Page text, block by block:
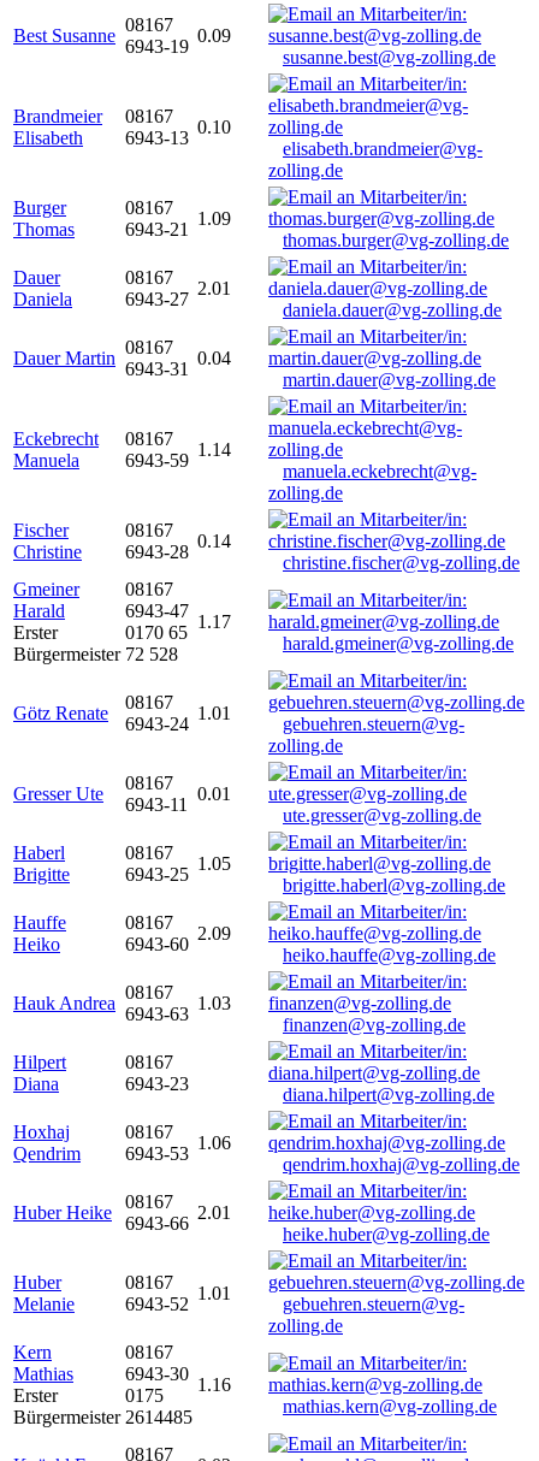
Best Susanne
08167
6943-19
0.09
susanne.best@vg-zolling.de
Brandmeier
Elisabeth
08167
6943-13
0.10
elisabeth.brandmeier@vg-
zolling.de
Burger
Thomas
08167
6943-21
1.09
thomas.burger@vg-zolling.de
Dauer
Daniela
08167
6943-27
2.01
daniela.dauer@vg-zolling.de
Dauer Martin
08167
6943-31
0.04
martin.dauer@vg-zolling.de
Eckebrecht
Manuela
08167
6943-59
1.14
manuela.eckebrecht@vg-
zolling.de
Fischer
Christine
08167
6943-28
0.14
christine.fischer@vg-zolling.de
Gmeiner
Harald
Erster
Bürgermeister
08167
6943-47
0170 65
72 528
1.17
harald.gmeiner@vg-zolling.de
Götz Renate
08167
6943-24
1.01
gebuehren.steuern@vg-
zolling.de
Gresser Ute
08167
6943-11
0.01
ute.gresser@vg-zolling.de
Haberl
Brigitte
08167
6943-25
1.05
brigitte.haberl@vg-zolling.de
Hauffe
Heiko
08167
6943-60
2.09
heiko.hauffe@vg-zolling.de
Hauk Andrea
08167
6943-63
1.03
finanzen@vg-zolling.de
Hilpert
Diana
08167
6943-23
diana.hilpert@vg-zolling.de
Hoxhaj
Qendrim
08167
6943-53
1.06
qendrim.hoxhaj@vg-zolling.de
Huber Heike
08167
6943-66
2.01
heike.huber@vg-zolling.de
Huber
Melanie
08167
6943-52
1.01
gebuehren.steuern@vg-
zolling.de
Kern
Mathias
Erster
Bürgermeister
08167
6943-30
0175
2614485
1.16
mathias.kern@vg-zolling.de
08167